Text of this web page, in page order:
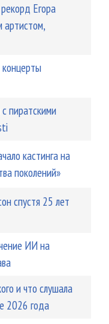
Егора
пиратскими
кастинга на
поколений»
спустя 25 лет
ИИ на
и что слушала
2026 года